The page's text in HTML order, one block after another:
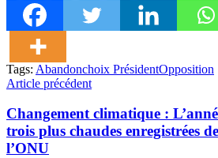
Tags: Abandonchoix PrésidentOpposition
Article précédent
Changement climatique :
trois plus chaudes enregistrées
l’ONU